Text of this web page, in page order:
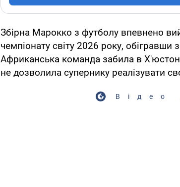
Збірна Марокко з футболу впевнено
чемпіонату світу 2026 року, обігравши
Африканська команда забила в
не дозволила супернику реалізувати
Відео